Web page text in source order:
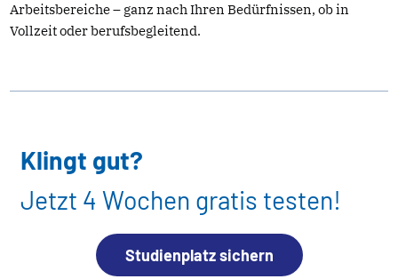
Arbeitsbereiche – ganz nach Ihren Bedürfnissen, ob in
Vollzeit oder berufsbegleitend.
Klingt gut?
Jetzt 4 Wochen gratis testen!
Studienplatz sichern